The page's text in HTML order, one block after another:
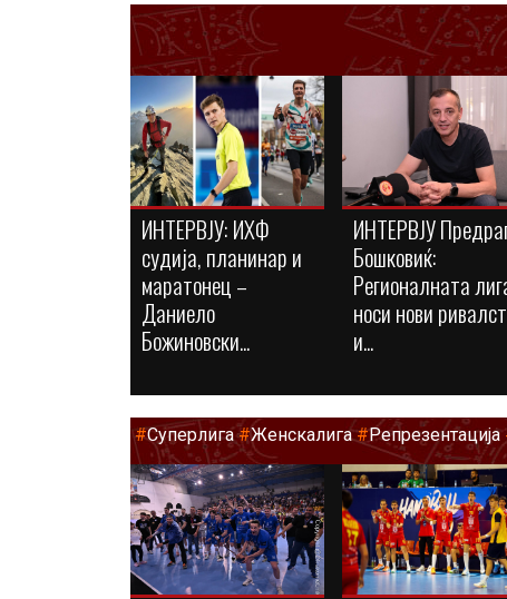
ИНТЕРВЈУ: ИХФ
судија, планинар и
маратонец –
Даниело
Божиновски...
ИНТЕРВЈУ
Бошковиќ:
Регионалната
носи нови
и...
#Суперлига #Женскалига#Репрезентација